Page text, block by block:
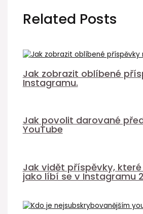
Related Posts
Jak zobrazit oblíbené
Instagramu.
Jak povolit darované
YouTube
Jak vidět příspěvky,
jako líbí se v Instagramu